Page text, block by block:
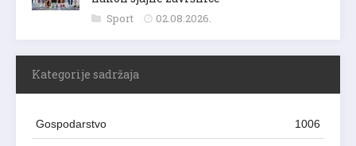
Sport 02.08.2026.
Kategorije sadržaja
Gospodarstvo 1006